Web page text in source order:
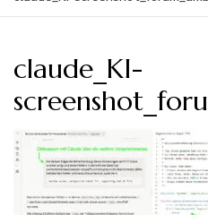
claude_KI-